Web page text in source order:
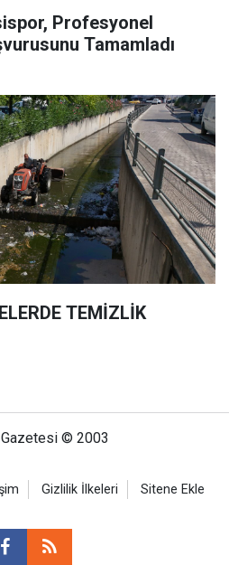
Profesyonel
Tamamladı
TEMİZLİK
Gazetesi © 2003
Gizlilik İlkeleri Sitene Ekle